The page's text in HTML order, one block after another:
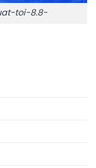
toi-8.8-